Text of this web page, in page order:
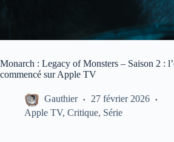
Monarch : Legacy of Monsters – Saison 2 :
commencé sur Apple TV
Gauthier
27 février 2026
Apple TV, Critique, Série